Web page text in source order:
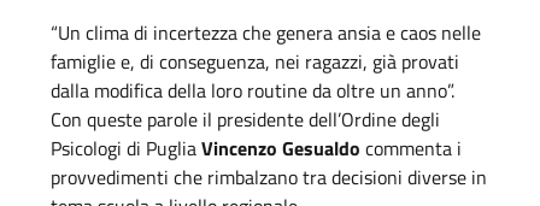
“Un clima di incertezza che genera ansia e caos nelle
famiglie e, di conseguenza, nei ragazzi, già provati
dalla modifica della loro routine da oltre un anno”.
Con queste parole il presidente dell’Ordine degli
Psicologi di PugliaVincenzo Gesualdo commenta i
provvedimenti che rimbalzano tra decisioni diverse in